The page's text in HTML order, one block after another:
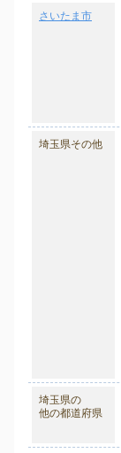
さいたま市
埼玉県その他
埼玉県の
他の都道府県